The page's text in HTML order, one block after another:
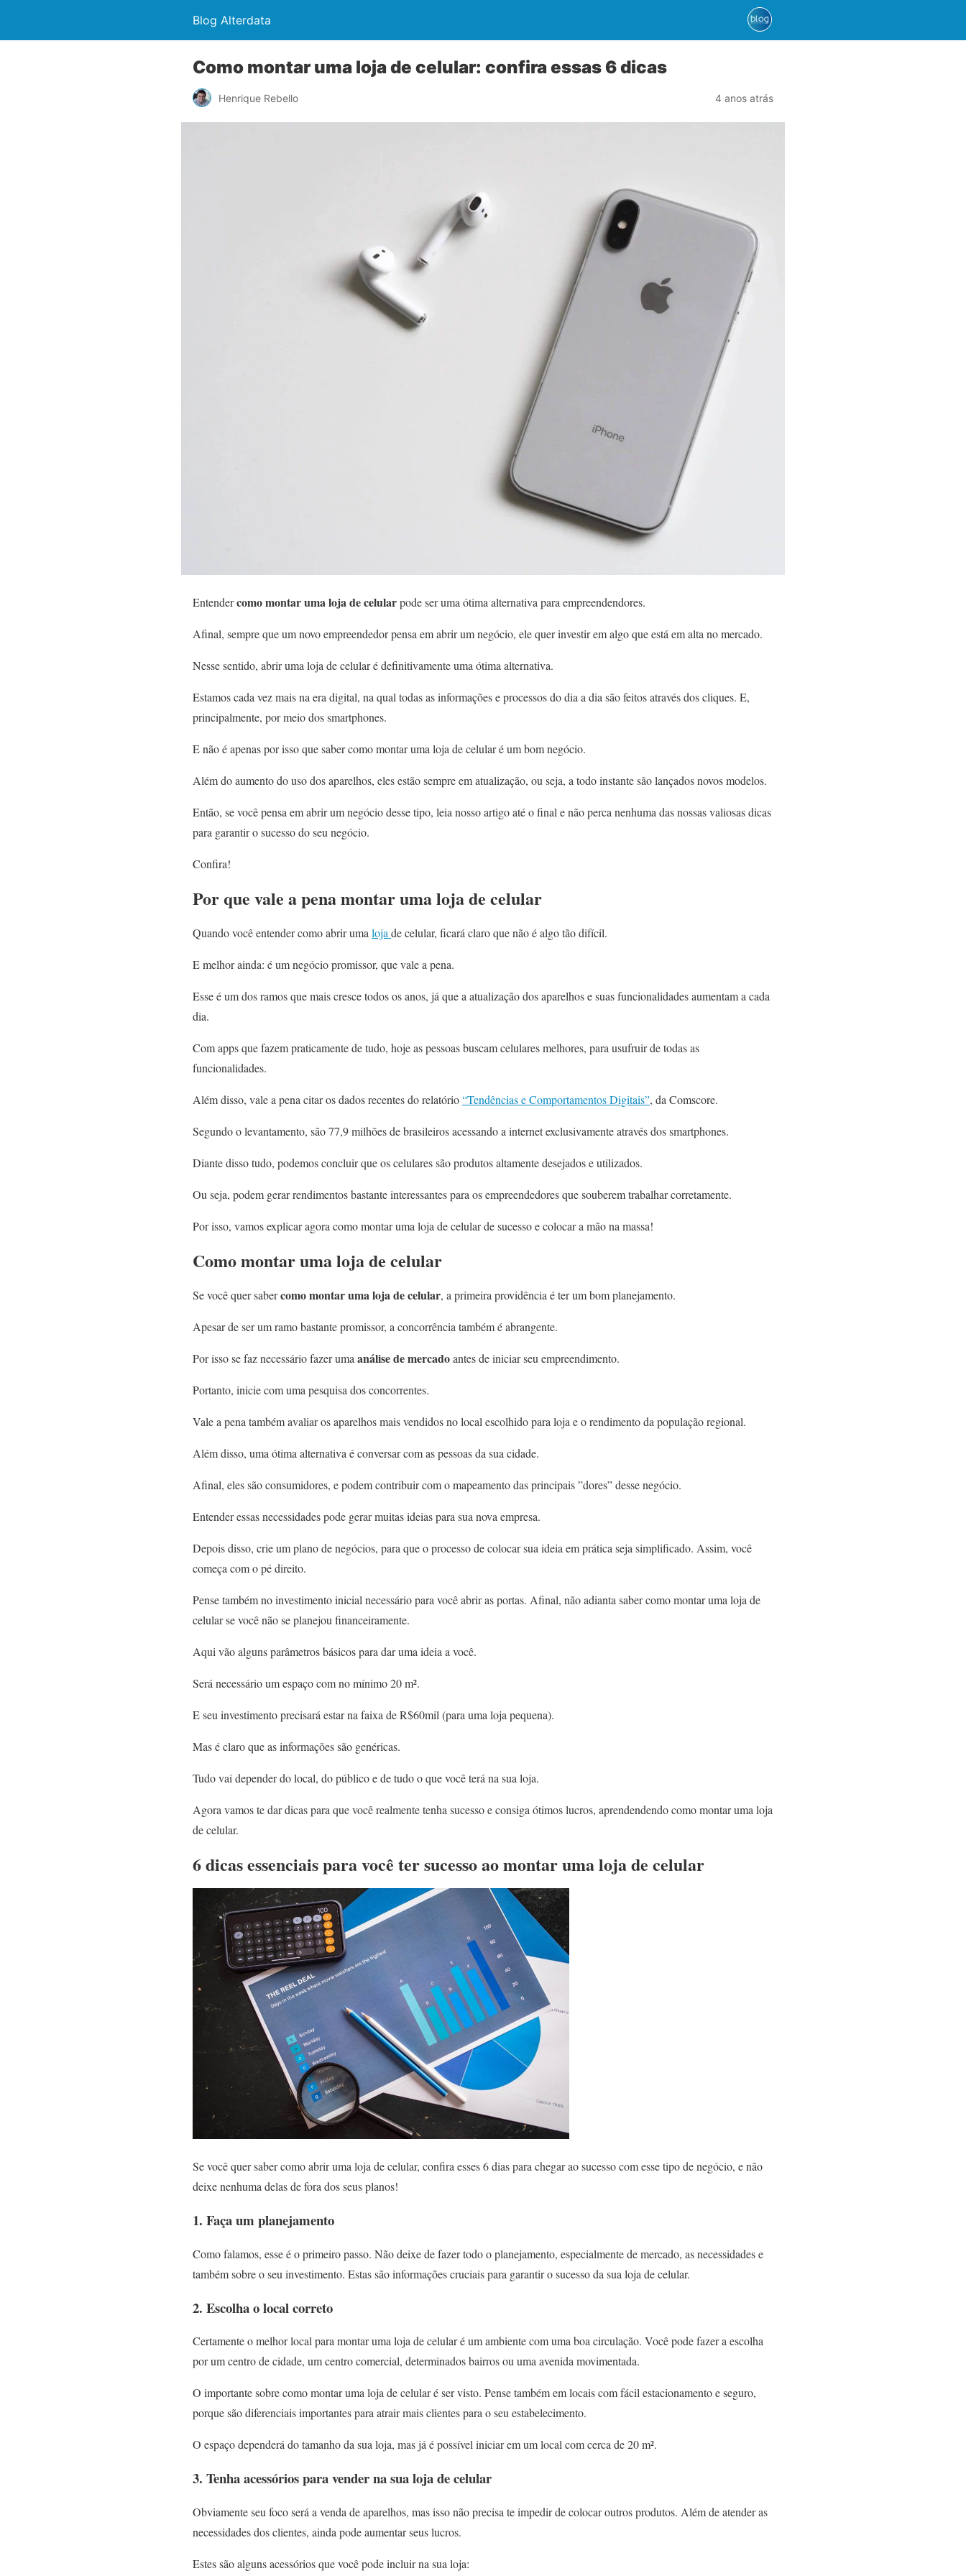
Blog Alterdata
Como montar uma loja de celular: confira essas 6 dicas
Henrique Rebello 4 anos atrás
Entendercomo montar uma loja de celularpode ser uma ótima alternativa para empreendendores.
Afinal, sempre que um novo empreendedor pensa em abrir um negócio, ele quer investir em algo que está em alta no mercado.
Nesse sentido, abrir uma loja de celular é definitivamente uma ótima alternativa.
Estamos cada vez mais na era digital, na qual todas as informações e processos do dia a dia são feitos através dos cliques. E,
principalmente, por meio dos smartphones.
E não é apenas por isso que saber como montar uma loja de celular é um bom negócio.
Além do aumento do uso dos aparelhos, eles estão sempre em atualização, ou seja, a todo instante são lançados novos modelos.
Então, se você pensa em abrir um negócio desse tipo, leia nosso artigo até o final e não perca nenhuma das nossas valiosas dicas
para garantir o sucesso do seu negócio.
Confira!
Por que vale a pena montar uma loja de celular
Quando você entender como abrir uma loja de celular, ficará claro que não é algo tão difícil.
E melhor ainda: é um negócio promissor, que vale a pena.
Esse é um dos ramos que mais cresce todos os anos, já que a atualização dos aparelhos e suas funcionalidades aumentam a cada
dia.
Com apps que fazem praticamente de tudo, hoje as pessoas buscam celulares melhores, para usufruir de todas as
funcionalidades.
Além disso, vale a pena citar os dados recentes do relatório“Tendências e Comportamentos Digitais”, da Comscore.
Segundo o levantamento, são 77,9 milhões de brasileiros acessando a internet exclusivamente através dos smartphones.
Diante disso tudo, podemos concluir que os celulares são produtos altamente desejados e utilizados.
Ou seja, podem gerar rendimentos bastante interessantes para os empreendedores que souberem trabalhar corretamente.
Por isso, vamos explicar agora como montar uma loja de celular de sucesso e colocar a mão na massa!
Como montar uma loja de celular
Se você quer sabercomo montar uma loja de celular, a primeira providência é ter um bom planejamento.
Apesar de ser um ramo bastante promissor, a concorrência também é abrangente.
Por isso se faz necessário fazer uma análise de mercadoantes de iniciar seu empreendimento.
Portanto, inicie com uma pesquisa dos concorrentes.
Vale a pena também avaliar os aparelhos mais vendidos no local escolhido para loja e o rendimento da população regional.
Além disso, uma ótima alternativa é conversar com as pessoas da sua cidade.
Afinal, eles são consumidores, e podem contribuir com o mapeamento das principais ”dores” desse negócio.
Entender essas necessidades pode gerar muitas ideias para sua nova empresa.
Depois disso, crie um plano de negócios, para que o processo de colocar sua ideia em prática seja simplificado. Assim, você
começa com o pé direito.
Pense também no investimento inicial necessário para você abrir as portas. Afinal, não adianta saber como montar uma loja de
celular se você não se planejou financeiramente.
Aqui vão alguns parâmetros básicos para dar uma ideia a você.
Será necessário um espaço com no mínimo 20 m².
E seu investimento precisará estar na faixa de R$60mil (para uma loja pequena).
Mas é claro que as informações são genéricas.
Tudo vai depender do local, do público e de tudo o que você terá na sua loja.
Agora vamos te dar dicas para que você realmente tenha sucesso e consiga ótimos lucros, aprendendendo como montar uma loja
de celular.
6 dicas essenciais para você ter sucesso ao montar uma loja de celular
Se você quer saber como abrir uma loja de celular, confira esses 6 dias para chegar ao sucesso com esse tipo de negócio, e não
deixe nenhuma delas de fora dos seus planos!
1. Faça um planejamento
Como falamos, esse é o primeiro passo. Não deixe de fazer todo o planejamento, especialmente de mercado, as necessidades e
também sobre o seu investimento. Estas são informações cruciais para garantir o sucesso da sua loja de celular.
2. Escolha o local correto
Certamente o melhor local para montar uma loja de celular é um ambiente com uma boa circulação. Você pode fazer a escolha
por um centro de cidade, um centro comercial, determinados bairros ou uma avenida movimentada.
O importante sobre como montar uma loja de celular é ser visto. Pense também em locais com fácil estacionamento e seguro,
porque são diferenciais importantes para atrair mais clientes para o seu estabelecimento.
O espaço dependerá do tamanho da sua loja, mas já é possível iniciar em um local com cerca de 20 m².
3. Tenha acessórios para vender na sua loja de celular
Obviamente seu foco será a venda de aparelhos, mas isso não precisa te impedir de colocar outros produtos. Além de atender as
necessidades dos clientes, ainda pode aumentar seus lucros.
Estes são alguns acessórios que você pode incluir na sua loja: